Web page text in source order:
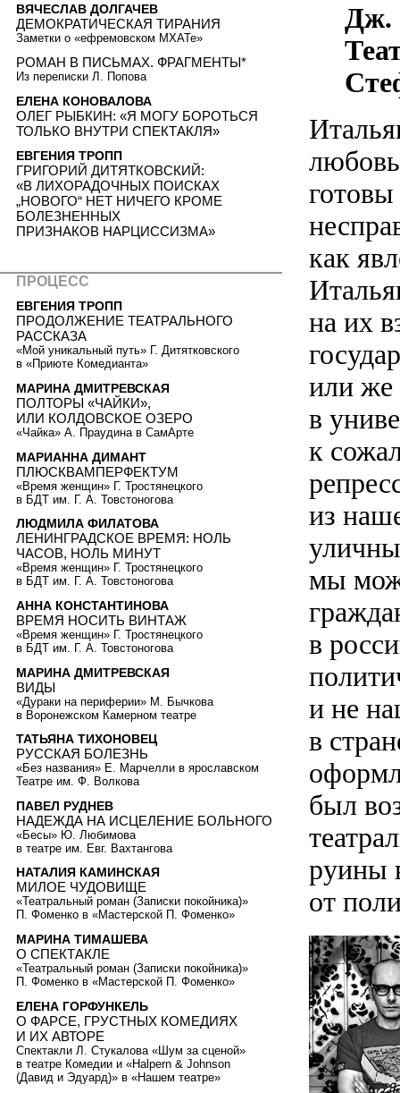
Дж.
как
на их
или же
в
к
из
мы
в
и не
в
был
руины
от
ВЯЧЕСЛАВ ДОЛГАЧЕВ
ДЕМОКРАТИЧЕСКАЯ ТИРАНИЯ
Заметки о «ефремовском МХАТе»
РОМАН В ПИСЬМАХ. ФРАГМЕНТЫ*
Из переписки Л. Попова
ЕЛЕНА КОНОВАЛОВА
ОЛЕГ РЫБКИН: «Я МОГУ БОРОТЬСЯ
ТОЛЬКО ВНУТРИ СПЕКТАКЛЯ»
ЕВГЕНИЯ ТРОПП
ГРИГОРИЙ ДИТЯТКОВСКИЙ:
«В ЛИХОРАДОЧНЫХ ПОИСКАХ
„НОВОГО“ НЕТ НИЧЕГО КРОМЕ
БОЛЕЗНЕННЫХ
ПРИЗНАКОВ НАРЦИССИЗМА»
ПРОЦЕСС
ЕВГЕНИЯ ТРОПП
ПРОДОЛЖЕНИЕ ТЕАТРАЛЬНОГО
РАССКАЗА
«Мой уникальный путь» Г. Дитятковского
в «Приюте Комедианта»
МАРИНА ДМИТРЕВСКАЯ
ПОЛТОРЫ «ЧАЙКИ»,
ИЛИ КОЛДОВСКОЕ ОЗЕРО
«Чайка» А. Праудина в СамАрте
МАРИАННА ДИМАНТ
ПЛЮСКВАМПЕРФЕКТУМ
«Время женщин» Г. Тростянецкого
в БДТ им. Г. А. Товстоногова
ЛЮДМИЛА ФИЛАТОВА
ЛЕНИНГРАДСКОЕ ВРЕМЯ: НОЛЬ
ЧАСОВ, НОЛЬ МИНУТ
«Время женщин» Г. Тростянецкого
в БДТ им. Г. А. Товстоногова
АННА КОНСТАНТИНОВА
ВРЕМЯ НОСИТЬ ВИНТАЖ
«Время женщин» Г. Тростянецкого
в БДТ им. Г. А. Товстоногова
МАРИНА ДМИТРЕВСКАЯ
ВИДЫ
«Дураки на периферии» М. Бычкова
в Воронежском Камерном театре
ТАТЬЯНА ТИХОНОВЕЦ
РУССКАЯ БОЛЕЗНЬ
«Без названия» Е. Марчелли в ярославском
Театре им. Ф. Волкова
ПАВЕЛ РУДНЕВ
НАДЕЖДА НА ИСЦЕЛЕНИЕ БОЛЬНОГО
«Бесы» Ю. Любимова
в театре им. Евг. Вахтангова
НАТАЛИЯ КАМИНСКАЯ
МИЛОЕ ЧУДОВИЩЕ
«Театральный роман (Записки покойника)»
П. Фоменко в «Мастерской П. Фоменко»
МАРИНА ТИМАШЕВА
О СПЕКТАКЛЕ
«Театральный роман (Записки покойника)»
П. Фоменко в «Мастерской П. Фоменко»
ЕЛЕНА ГОРФУНКЕЛЬ
О ФАРСЕ, ГРУСТНЫХ КОМЕДИЯХ
И ИХ АВТОРЕ
Спектакли Л. Стукалова «Шум за сценой»
в театре Комедии и «Halpern & Johnson
(Давид и Эдуард)» в «Нашем театре»